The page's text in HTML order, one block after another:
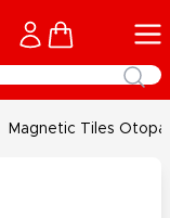
Cart
Magnetic Tiles